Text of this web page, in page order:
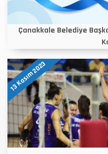
Çanakkale Belediye
13 Kasım 2023